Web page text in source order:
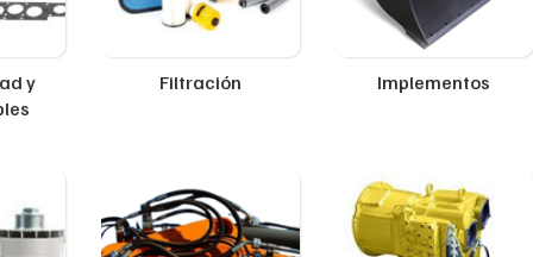
y
Filtración Implementos